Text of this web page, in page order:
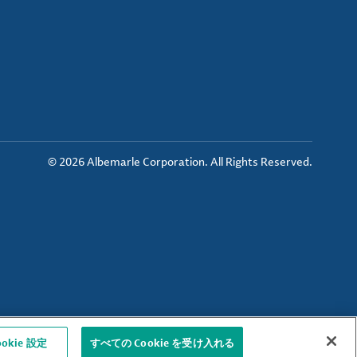
© 2026 Albemarle Corporation. All Rights Reserved.
設定 すべての Cookie を受け入れる